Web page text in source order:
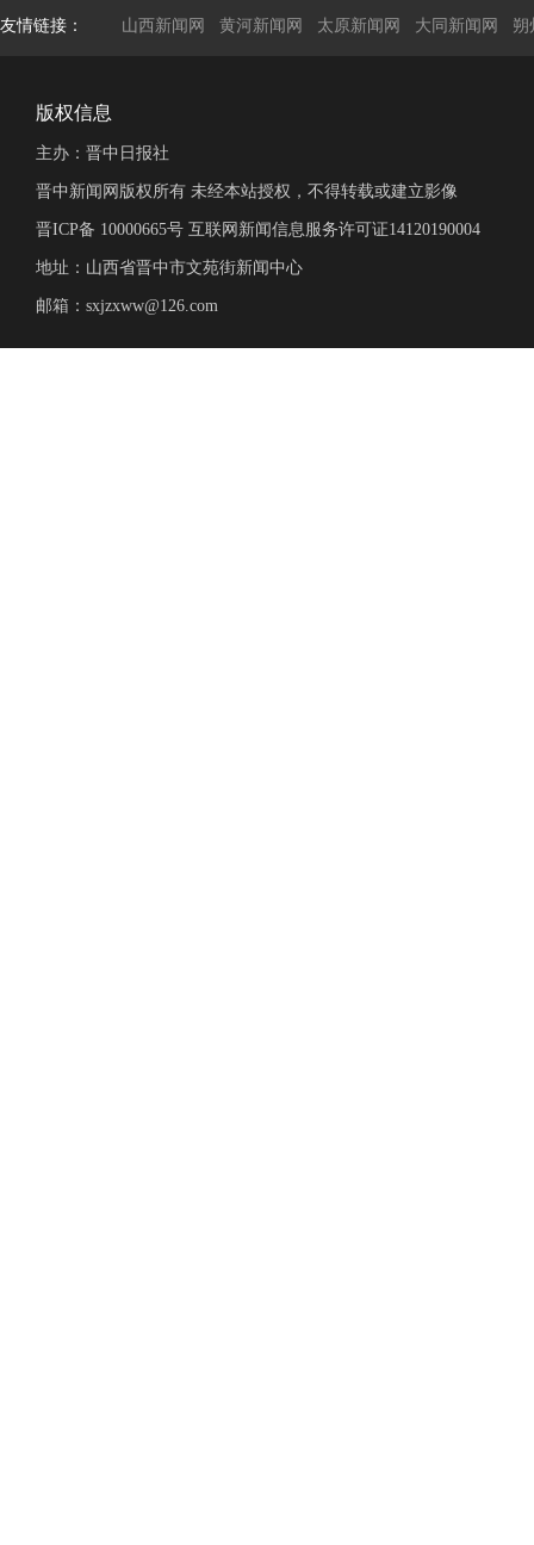
友情链接： 山西新闻网 黄河新闻网 太原新闻网 大同新闻网 朔
版权信息
主办：晋中日报社
晋中新闻网版权所有 未经本站授权，不得转载或建立影像
晋ICP备 10000665号 互联网新闻信息服务许可证14120190004
地址：山西省晋中市文苑街新闻中心
邮箱：sxjzxww@126.com